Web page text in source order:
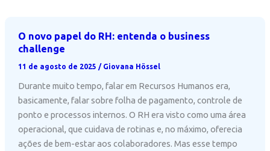
nova
energética
O novo papel do RH: entenda o business
challenge
11 de agosto de 2025 / Giovana Hössel
Durante muito tempo, falar em Recursos Humanos era,
basicamente, falar sobre folha de pagamento, controle de
ponto e processos internos. O RH era visto como uma área
operacional, que cuidava de rotinas e, no máximo, oferecia
ações de bem-estar aos colaboradores. Mas esse tempo